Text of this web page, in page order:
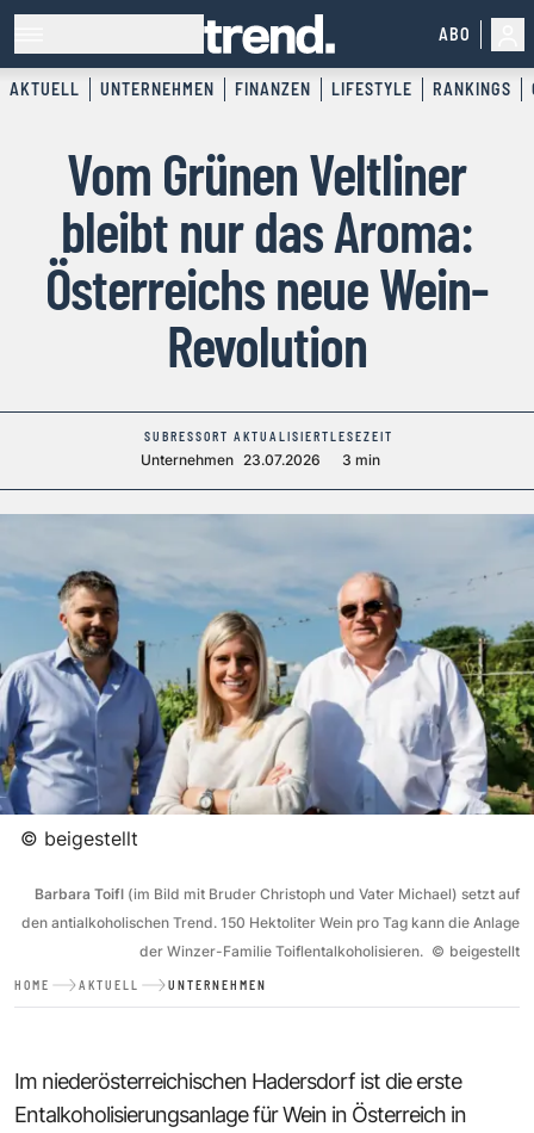
ABO
AKTUELL UNTERNEHMEN FINANZEN LIFESTYLE RANKINGS
Vom Grünen Veltliner
bleibt nur das Aroma:
Österreichs neue Wein-
Revolution
SUBRESSORT
Unternehmen
AKTUALISIERT
23.07.2026
LESEZEIT
3 min
© beigestellt
Barbara Toifl (im Bild mit Bruder Christoph und Vater Michael) setzt auf
den antialkoholischen Trend. 150 Hektoliter Wein pro Tag kann die Anlage
der Winzer-Familie Toiflentalkoholisieren. © beigestellt
HOME AKTUELL UNTERNEHMEN
Im niederösterreichischen Hadersdorf ist die erste
Entalkoholisierungsanlage für Wein in Österreich in